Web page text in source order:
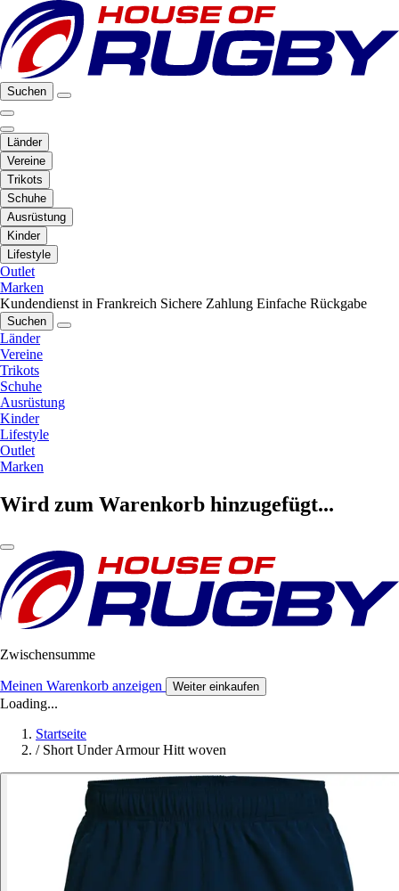
Suchen
Länder
Vereine
Trikots
Schuhe
Ausrüstung
Kinder
Lifestyle
Outlet
Marken
Kundendienst in Frankreich Sichere Zahlung Einfache Rückgabe
Suchen
Länder
Vereine
Trikots
Schuhe
Ausrüstung
Kinder
Lifestyle
Outlet
Marken
Wird zum Warenkorb hinzugefügt...
Zwischensumme
Meinen Warenkorb anzeigen Weiter einkaufen
Loading...
Startseite
/ Short Under Armour Hitt woven